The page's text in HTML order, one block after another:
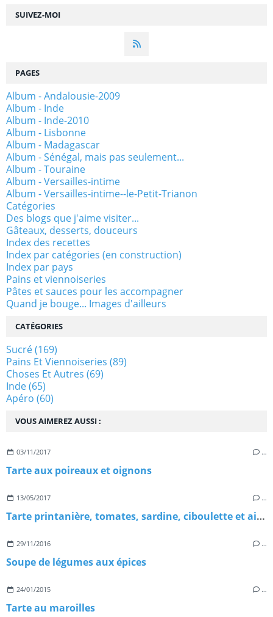
SUIVEZ-MOI
VOUS AIMEREZ AUSSI :
03/11/2017 …
Tarte aux poireaux et oignons
13/05/2017 …
Tarte printanière, tomates, sardine, ciboulette et ail des ours
29/11/2016 …
Soupe de légumes aux épices
24/01/2015 …
Tarte au maroilles
PAGES
Album - Andalousie-2009
Album - Inde
Album - Inde-2010
Album - Lisbonne
Album - Madagascar
Album - Sénégal, mais pas seulement...
Album - Touraine
Album - Versailles-intime
Album - Versailles-intime--le-Petit-Trianon
Catégories
Des blogs que j'aime visiter...
Gâteaux, desserts, douceurs
Index des recettes
Index par catégories (en construction)
Index par pays
Pains et viennoiseries
Pâtes et sauces pour les accompagner
Quand je bouge... Images d'ailleurs
CATÉGORIES
Sucré(169)
Pains Et Viennoiseries (89)
Choses Et Autres (69)
Inde(65)
Apéro (60)